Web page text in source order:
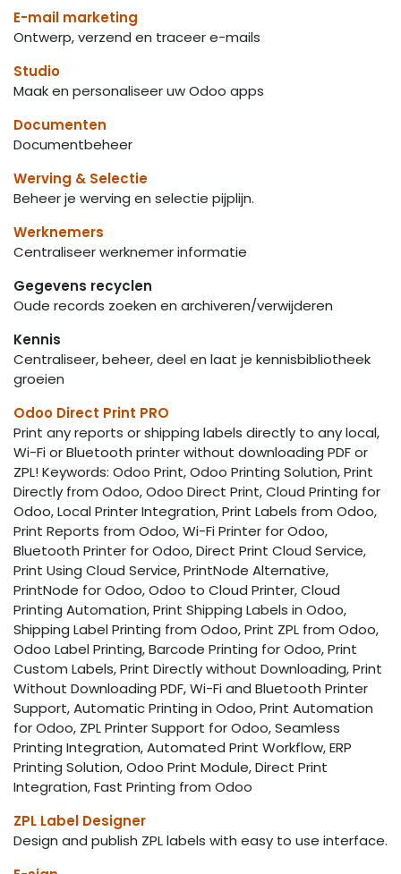
E-mail marketing
Ontwerp, verzend en traceer e-mails
Studio
Maak en personaliseer uw Odoo apps
Documenten
Documentbeheer
Werving & Selectie
Beheer je werving en selectie pijplijn.
Werknemers
Centraliseer werknemer informatie
Gegevens recyclen
Oude records zoeken en archiveren/verwijderen
Kennis
Centraliseer, beheer, deel en laat je kennisbibliotheek
groeien
Odoo Direct Print PRO
Print any reports or shipping labels directly to any local,
Wi-Fi or Bluetooth printer without downloading PDF or
ZPL! Keywords: Odoo Print, Odoo Printing Solution, Print
Directly from Odoo, Odoo Direct Print, Cloud Printing for
Odoo, Local Printer Integration, Print Labels from Odoo,
Print Reports from Odoo, Wi-Fi Printer for Odoo,
Bluetooth Printer for Odoo, Direct Print Cloud Service,
Print Using Cloud Service, PrintNode Alternative,
PrintNode for Odoo, Odoo to Cloud Printer, Cloud
Printing Automation, Print Shipping Labels in Odoo,
Shipping Label Printing from Odoo, Print ZPL from Odoo,
Odoo Label Printing, Barcode Printing for Odoo, Print
Custom Labels, Print Directly without Downloading, Print
Without Downloading PDF, Wi-Fi and Bluetooth Printer
Support, Automatic Printing in Odoo, Print Automation
for Odoo, ZPL Printer Support for Odoo, Seamless
Printing Integration, Automated Print Workflow, ERP
Printing Solution, Odoo Print Module, Direct Print
Integration, Fast Printing from Odoo
ZPL Label Designer
Design and publish ZPL labels with easy to use interface.